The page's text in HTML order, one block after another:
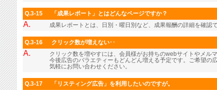
Q.3-15 「成果レポート」とはどんなページですか？
A. 成果レポートとは、日別・曜日別など、成果報酬の詳細を確認
Q.3-16 クリック数が増えない･･
A.
クリック数を増やすには、会員様がお持ちのwebサイトやメル
今後広告のバラエティーもどんどん増える予定です。ご希望の
気軽にお問い合わせください。
Q.3-17 「リスティング広告」を利用したいのですが。